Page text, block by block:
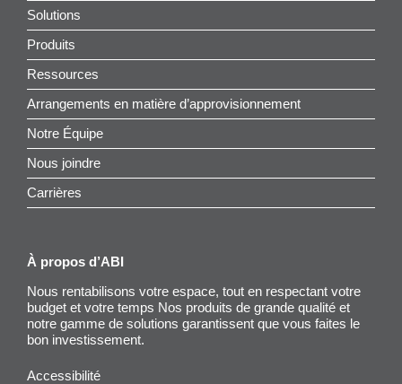
Solutions
Produits
Ressources
Arrangements en matière d’approvisionnement
Notre Équipe
Nous joindre
Carrières
À propos d’ABI
Nous rentabilisons votre espace, tout en respectant votre
budget et votre temps Nos produits de grande qualité et
notre gamme de solutions garantissent que vous faites le
bon investissement.
Accessibilité